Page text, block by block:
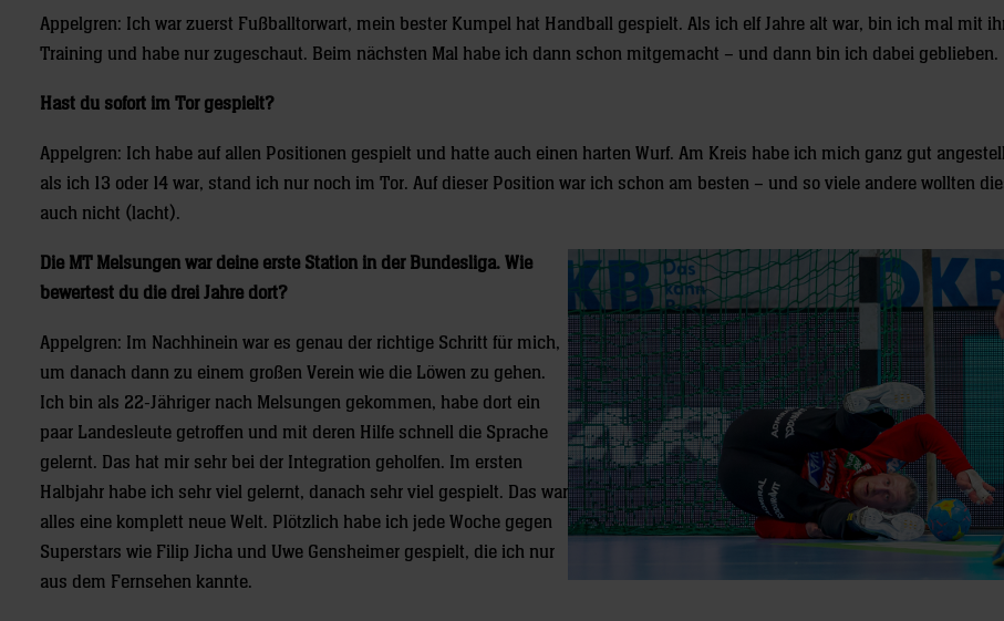
Appelgren: Ich war zuerst Fußballtorwart, mein bester Kumpel hat Handball gespielt. Als ich elf Jahre alt war, bin ich mal mit
Training und habe nur zugeschaut. Beim nächsten Mal habe ich dann schon mitgemacht – und dann bin ich dabei geblieben.
Hast du sofort im Tor gespielt?
Appelgren: Ich habe auf allen Positionen gespielt und hatte auch einen harten Wurf. Am Kreis habe ich mich ganz gut
als ich 13 oder 14 war, stand ich nur noch im Tor. Auf dieser Position war ich schon am besten – und so viele andere wollten
auch nicht (lacht).
Die MT Melsungen war deine erste Station in der Bundesliga. Wie
bewertest du die drei Jahre dort?
Appelgren: Im Nachhinein war es genau der richtige Schritt für mich,
um danach dann zu einem großen Verein wie die Löwen zu gehen.
Ich bin als 22-Jähriger nach Melsungen gekommen, habe dort ein
paar Landesleute getroffen und mit deren Hilfe schnell die Sprache
gelernt. Das hat mir sehr bei der Integration geholfen. Im ersten
Halbjahr habe ich sehr viel gelernt, danach sehr viel gespielt. Das war
alles eine komplett neue Welt. Plötzlich habe ich jede Woche gegen
Superstars wie Filip Jicha und Uwe Gensheimer gespielt, die ich nur
aus dem Fernsehen kannte.